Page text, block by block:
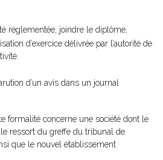
réglementée, joindre le diplôme,
d’exercice délivrée par l’autorité de
d’un avis dans un journal
formalité concerne une société dont le
ressort du greffe du tribunal de
que le nouvel établissement